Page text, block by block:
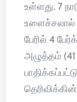
உள்ளது. 7
உளைச்சலால்
பேரில் 4
அழுத்தம்